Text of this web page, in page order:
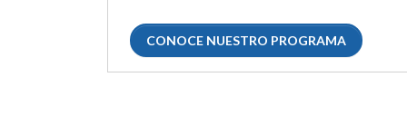
CONOCE NUESTRO PROGRAMA